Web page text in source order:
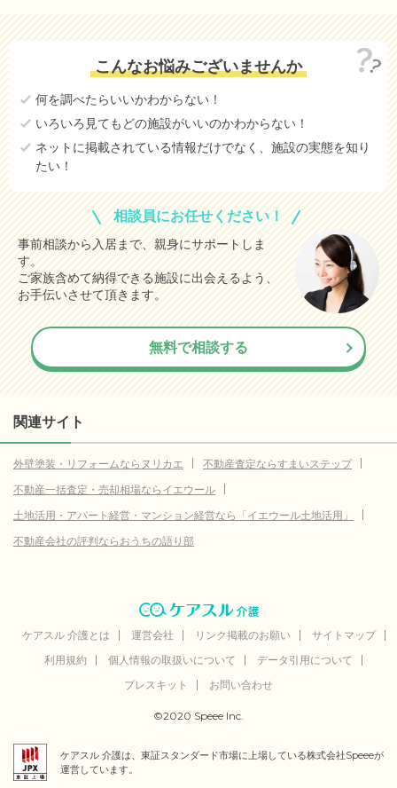
7.3
戸田市 6.8
さいたま市中央区 6.7
上尾市
さいたま市大宮区
さいたま市桜区(参考値) 21.3万円
さいたま市浦和区(参考値) 19.4万円
さいたま市岩槻区(参考値) 9.1
熊谷市(参考値) 12.0万円
飯能市(参考値) 10.8万円
加須市 3.3万円
本庄市(参考値) 2.9万円
東松山市 (参考値)
狭山市(参考値) 10.9
蕨市(参考値) 5.0
入間市(参考値)
新座市 (参考値) 6.7 万円
桶川市(参考値) 3.2
八潮市 (参考値) 10.3万円
こんなお悩みございませんか
何を調べたらいいかわからない！
いろいろ見てもどの施設がいいのかわからない！
ネットに掲載されている情報だけでなく、施設の実態を知り
たい！
相談員にお任せください！
事前相談から入居まで、親身にサポートしま
す。
ご家族含めて納得できる施設に出会えるよう、
お手伝いさせて頂きます。
無料で相談する
関連サイト
外壁塗装・リフォームならヌリカエ
不動産査定ならすまいステップ
不動産一括査定・売却相場ならイエウール
土地活用・アパート経営・マンション経営なら「イエウール土地活用」
不動産会社の評判ならおうちの語り部
ケアスル 介護とは 運営会社 リンク掲載のお願い
サイトマップ
利用規約
個人情報の取扱いについて
データ引用について
プレスキット
お問い合わせ
©2020 Speee Inc.
ケアスル 介護は、東証スタンダード市場に上場している株式会社Speeeが
運営しています。